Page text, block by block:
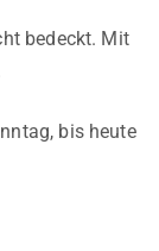
bedeckt. Mit
bis heute